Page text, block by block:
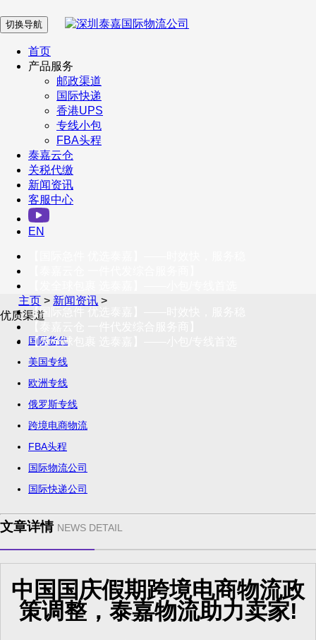
在 线 客 服
企业微信
订阅号
客户服务热线
400-098-5699
联系我们
切换导航
首页
产品服务
邮政渠道
国际快递
香港UPS
专线小包
FBA头程
泰嘉云仓
关税代缴
新闻资讯
客服中心
EN
【国际急件 优选泰嘉】——时效快，服务稳
【发全球包裹 选泰嘉】——小包/专线首选
主页 > 新闻资讯 >
优质渠道
国际货代
美国专线
欧洲专线
俄罗斯专线
跨境电商物流
FBA头程
国际物流公司
国际快递公司
文章详情 NEWS DETAIL
中国国庆假期跨境电商物流政
策调整，泰嘉物流助力卖家!